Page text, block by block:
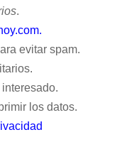
.
evitar spam.
los datos.